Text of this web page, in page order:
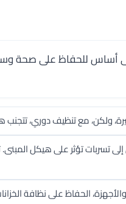
للحفاظ على صحة
ولكن، مع تنظيف دوري،
إلى تسربات تؤثر على هيكل
الحفاظ على نظافة